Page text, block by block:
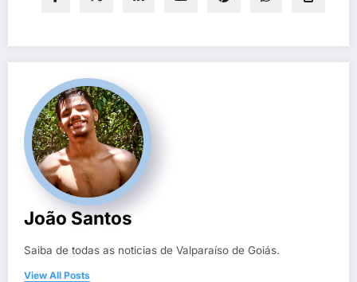
João Santos
Saiba de todas as noticias de Valparaíso de Goiás.
View All Posts